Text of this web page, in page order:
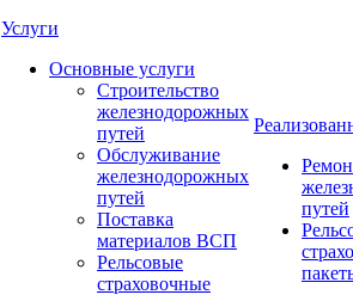
Услуги
Основные услуги
Строительство
железнодорожных
путей
Обслуживание
железнодорожных
путей
Поставка
материалов ВСП
Рельсовые
страховочные
путей